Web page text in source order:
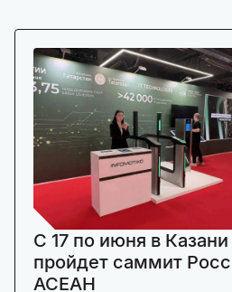
C 17 по июня в Казани
пройдет саммит
АСЕАН